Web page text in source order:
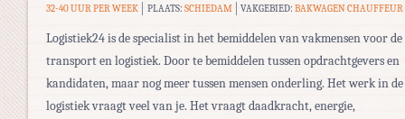
32-40 UUR PER WEEK PLAATS: SCHIEDAM VAKGEBIED:BAKWAGEN CHAUFFEUR
Logistiek24 is de specialist in het bemiddelen van vakmensen voor de
transport en logistiek. Door te bemiddelen tussen opdrachtgevers en
kandidaten, maar nog meer tussen mensen onderling. Het werk in de
logistiek vraagt veel van je. Het vraagt daadkracht, energie,